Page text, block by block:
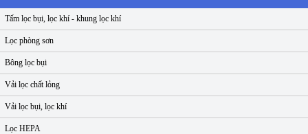
Tấm lọc bụi, lọc khí - khung lọc khí
Lọc phòng sơn
Bông lọc bụi
Vải lọc chất lỏng
Vải lọc bụi, lọc khí
Lọc HEPA